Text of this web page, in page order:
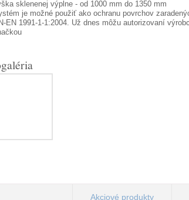
sklenenej výplne - od 1000 mm do 1350 mm
je možné použiť ako ochranu povrchov
EN 1991-1-1:2004. Už dnes môžu autorizovaní
Akciové produkty